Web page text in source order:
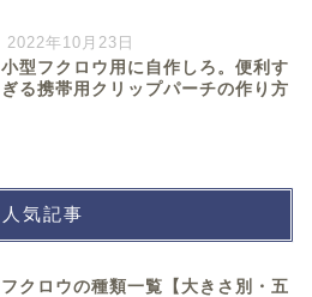
2022年10月23日
小型フクロウ用に自作しろ。便利す
ぎる携帯用クリップパーチの作り方
人気記事
フクロウの種類一覧【大きさ別・五